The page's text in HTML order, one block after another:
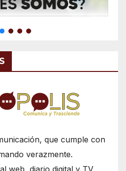
que cumple con
verazmente.
web, diario digital y TV